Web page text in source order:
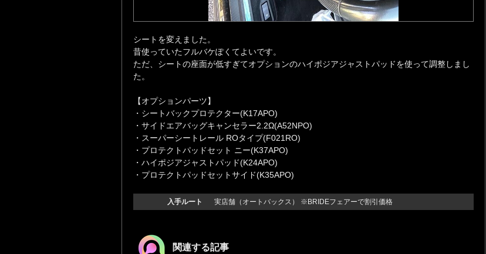
シートを変えました。
昔使っていたフルバケぽくてよいです。
ただ、シートの座面が低すぎてオプションのハイポジアジャストパッドを使って調整しまし
た。
【オプションパーツ】
・シートバックプロテクター(K17APO)
・サイドエアバッグキャンセラー2.2Ω(A52NPO)
・スーパーシートレール ROタイプ(F021RO)
・プロテクトパッドセット ニー(K37APO)
・ハイポジアジャストパッド(K24APO)
・プロテクトパッドセットサイド(K35APO)
入手ルート 実店舗（オートバックス） ※BRIDEフェアーで割引価格
関連する記事